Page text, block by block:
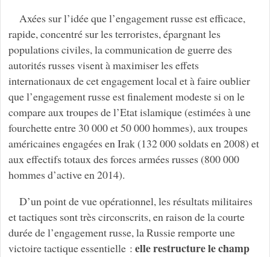
Axées sur l’idée que l’engagement russe est efficace,
rapide, concentré sur les terroristes, épargnant les
populations civiles, la communication de guerre des
autorités russes visent à maximiser les effets
internationaux de cet engagement local et à faire oublier
que l’engagement russe est finalement modeste si on le
compare aux troupes de l’Etat islamique (estimées à une
fourchette entre 30 000 et 50 000 hommes), aux troupes
américaines engagées en Irak (132 000 soldats en 2008) et
aux effectifs totaux des forces armées russes (800 000
hommes d’active en 2014).
D’un point de vue opérationnel, les résultats militaires
et tactiques sont très circonscrits, en raison de la courte
durée de l’engagement russe, la Russie remporte une
victoire tactique essentielle : elle restructure le champ